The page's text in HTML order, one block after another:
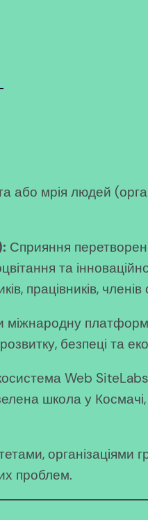
мрія людей
Сприяння
та
працівників, членів
міжнародну
безпеці та
Web
школа у Космачі,
проблем.